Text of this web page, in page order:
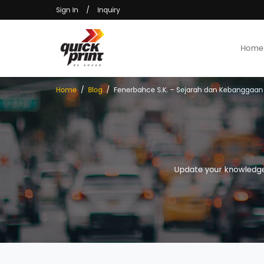
Sign In / Inquiry
Home
Home Blog Fenerbahce S.K. – Sejarah dan
Update your